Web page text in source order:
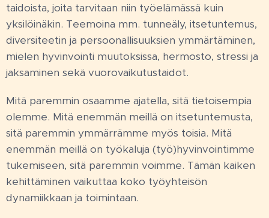
taidoista, joita tarvitaan niin työelämässä kuin
yksilöinäkin. Teemoina mm. tunneäly, itsetuntemus,
diversiteetin ja persoonallisuuksien ymmärtäminen,
mielen hyvinvointi muutoksissa, hermosto, stressi ja
jaksaminen sekä vuorovaikutustaidot.
Mitä paremmin osaamme ajatella, sitä tietoisempia
olemme. Mitä enemmän meillä on itsetuntemusta,
sitä paremmin ymmärrämme myös toisia. Mitä
enemmän meillä on työkaluja (työ)hyvinvointimme
tukemiseen, sitä paremmin voimme. Tämän kaiken
kehittäminen vaikuttaa koko työyhteisön
dynamiikkaan ja toimintaan.